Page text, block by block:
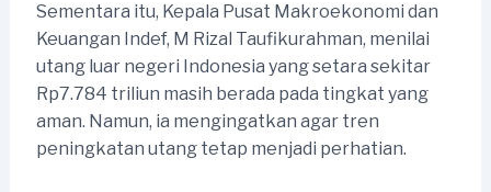
Sementara itu, Kepala Pusat Makroekonomi dan
Keuangan Indef, M Rizal Taufikurahman, menilai
utang luar negeri Indonesia yang setara sekitar
Rp7.784 triliun masih berada pada tingkat yang
aman. Namun, ia mengingatkan agar tren
peningkatan utang tetap menjadi perhatian.